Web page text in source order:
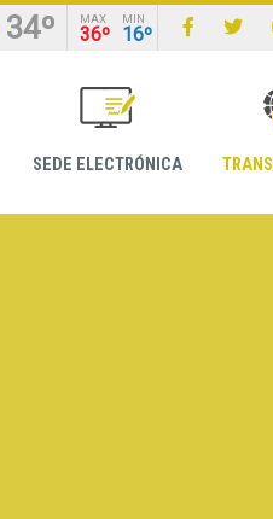
34º MAX
36º
MIN
16º
SEDE ELECTRÓNICA